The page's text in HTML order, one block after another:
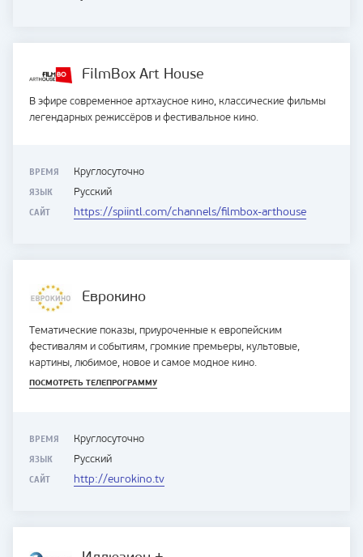
FilmBox Art House
В эфире современное артхаусное кино, классические фильмы
легендарных режиссёров и фестивальное кино.
ВРЕМЯ Круглосуточно
ЯЗЫК Русский
САЙТ https://spiintl.com/channels/filmbox-arthouse
Еврокино
Тематические показы, приуроченные к европейским
фестивалям и событиям, громкие премьеры, культовые,
картины, любимое, новое и самое модное кино.
ПОСМОТРЕТЬ ТЕЛЕПРОГРАММУ
ВРЕМЯ Круглосуточно
ЯЗЫК Русский
САЙТ http://eurokino.tv